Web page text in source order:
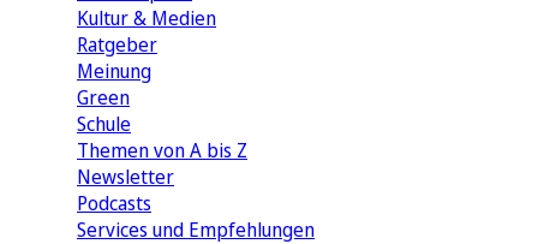
Kultur & Medien
Ratgeber
Meinung
Green
Schule
Themen von A bis Z
Newsletter
Podcasts
Services und Empfehlungen